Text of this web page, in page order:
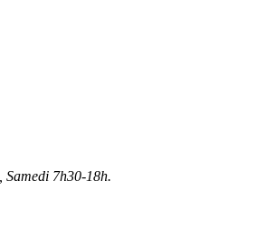
Samedi 7h30-18h.